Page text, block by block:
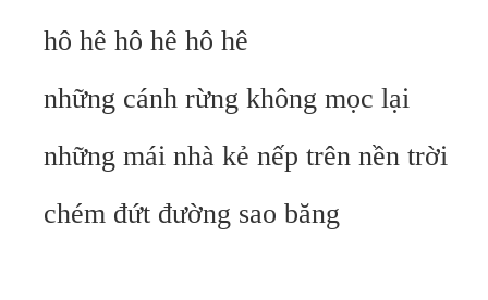
hô hê hô hê hô hê
những cánh rừng không mọc lại
những mái nhà kẻ nếp trên nền trời
chém đứt đường sao băng